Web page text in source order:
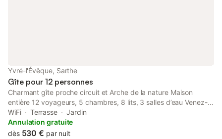
Yvré-l'Évêque, Sarthe
Gîte pour 12 personnes
Charmant gîte proche circuit et Arche de la nature Maison
entière 12 voyageurs, 5 chambres, 8 lits, 3 salles d’eau Venez-
vous ressourcer dans ce paisible gîte de charme de 5 chambres
entièrement rénové et dédié aux voyageurs, situé au cœur de
l'Arche de la nature et à 10 minutes du circuit des 24 heures du
WiFi Terrasse
Jardin
Annulation gratuite
dès 530 € par nuit